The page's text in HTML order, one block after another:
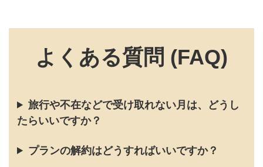
よくある質問 (FAQ)
旅行や不在などで受け取れない月は、どうし
たらいいですか？
プランの解約はどうすればいいですか？